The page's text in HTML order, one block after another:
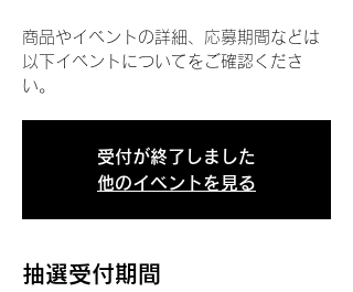
商品やイベントの詳細、応募期間などは
以下イベントについてをご確認くださ
い。
受付が終了しました
他のイベントを見る
抽選受付期間